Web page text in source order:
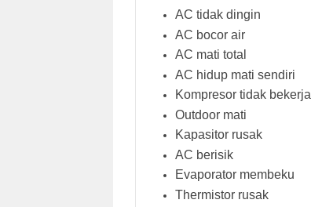
AC tidak dingin
AC bocor air
AC mati total
AC hidup mati sendiri
Kompresor tidak bekerja
Outdoor mati
Kapasitor rusak
AC berisik
Evaporator membeku
Thermistor rusak